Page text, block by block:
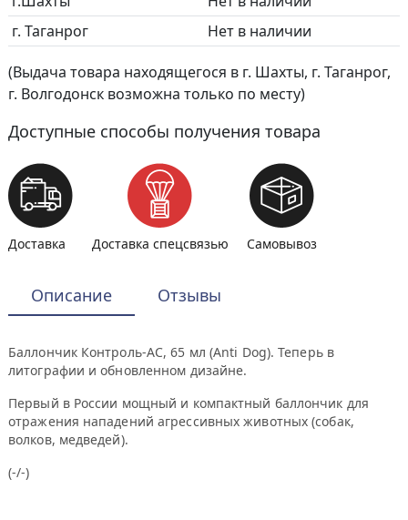
г. Таганрог
Нет в наличии
(Выдача товара находящегося в г. Шахты, г. Таганрог,
г. Волгодонск возможна только по месту)
Доступные способы получения товара
Доставка Доставка спецсвязью Самовывоз
Описание Отзывы
Баллончик Контроль-АС, 65 мл (Anti Dog). Теперь в
литографии и обновленном дизайне.
Первый в России мощный и компактный баллончик для
отражения нападений агрессивных животных (собак,
волков, медведей).
(-/-)